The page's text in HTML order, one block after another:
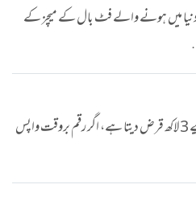
میں ہونے والے فٹ بال کے میچز کے
ایک بینک کریڈٹ کارڈ پر 1 ماہ کے لیے 3 لاکھ قرض دیتا ہے، اگر رقم بروقت واپس